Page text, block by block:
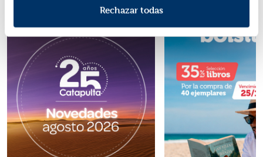
Rechazar todas